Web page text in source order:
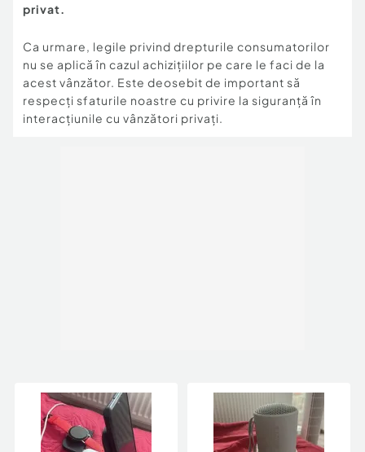
privat.
Ca urmare, legile privind drepturile consumatorilor
nu se aplică în cazul achizițiilor pe care le faci de la
acest vânzător. Este deosebit de important să
respecți sfaturile noastre cu privire la siguranță în
interacțiunile cu vânzători privați.